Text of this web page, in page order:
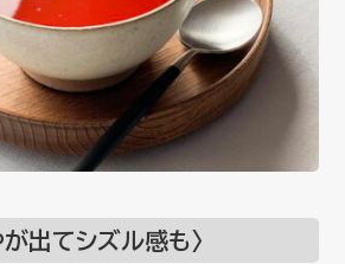
出てシズル感も〉